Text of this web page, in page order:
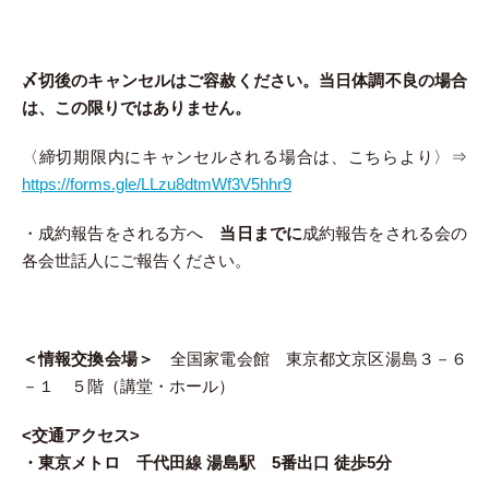
〆切後のキャンセルはご容赦ください。当日体調不良の場合
は、この限りではありません。
〈締切期限内にキャンセルされる場合は、こちらより〉⇒
https://forms.gle/LLzu8dtmWf3V5hhr9
・成約報告をされる方へ 当日までに成約報告をされる会の
各会世話人にご報告ください。
＜情報交換会場＞全国家電会館
東京都文京区湯島３－６
－１ ５階（講堂・ホール）
<交通アクセス>
・東京メトロ 千代田線 湯島駅 5番出口 徒歩5分